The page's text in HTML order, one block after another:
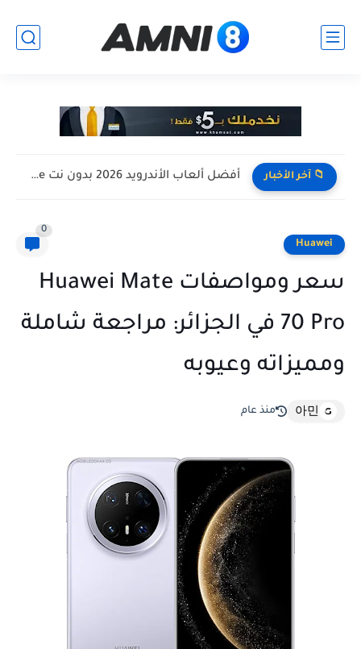
📁 آخر الأخبار افضل تجميعة كمبيوتر للالعاب بأرخص سعر ممكن ! تجميعة Pc...
Huawei
0
سعر ومواصفات Huawei Mate
70 Pro في الجزائر: مراجعة شاملة
ومميزاته وعيوبه
아민 منذ عام